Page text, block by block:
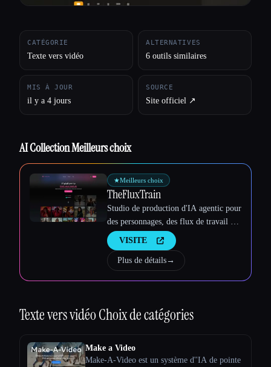
CATÉGORIE
Texte vers vidéo
ALTERNATIVES
6 outils similaires
MIS À JOUR
il y a 4 jours
SOURCE
Site officiel ↗︎
AI Collection Meilleurs choix
★Meilleurs choix
TheFluxTrain
Studio de production d'IA agentic pour
des personnages, des flux de travail et
des vidéos cohérents
VISITE
Plus de détails→
Texte vers vidéoChoix de catégories
Make a Video
Make-A-Video est un système d''IA de pointe